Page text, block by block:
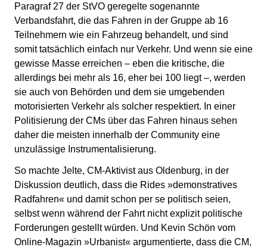
Paragraf 27 der StVO geregelte sogenannte
Verbandsfahrt, die das Fahren in der Gruppe ab 16
Teilnehmern wie ein Fahrzeug behandelt, und sind
somit tatsächlich einfach nur Verkehr. Und wenn sie eine
gewisse Masse erreichen – eben die kritische, die
allerdings bei mehr als 16, eher bei 100 liegt –, werden
sie auch von Behörden und dem sie umgebenden
motorisierten Verkehr als solcher respektiert. In einer
Politisierung der CMs über das Fahren hinaus sehen
daher die meisten innerhalb der Community eine
unzulässige Instrumentalisierung.
So machte Jelte, CM-Aktivist aus Oldenburg, in der
Diskussion deutlich, dass die Rides »demonstratives
Radfahren« und damit schon per se politisch seien,
selbst wenn während der Fahrt nicht explizit politische
Forderungen gestellt würden. Und Kevin Schön vom
Online-Magazin »Urbanist« argumentierte, dass die CM,